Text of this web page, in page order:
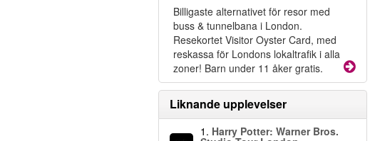
Billigaste alternativet för resor med
buss & tunnelbana i London.
Resekortet Visitor Oyster Card, med
reskassa för Londons lokaltrafik i alla
zoner! Barn under 11 åker gratis.
Liknande upplevelser
1. Harry Potter: Warner Bros.